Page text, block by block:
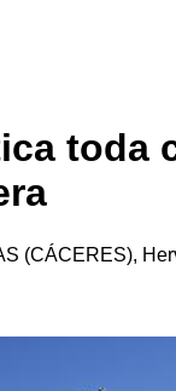
toda
(CÁCERES),